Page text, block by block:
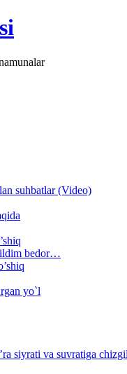
suhbatlar (Video)
bedor…
yo`l
siyrati va suvratiga